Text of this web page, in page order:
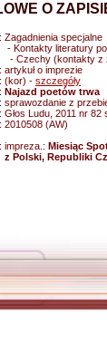
O
Zagadnienia specjalne
- Kontakty literatury
- Czechy (kontakty z
artykuł o imprezie
(kor) - szczegóły
Najazd poetów trwa
sprawozdanie z
Głos Ludu, 2011 nr 82
2010508 (AW)
impreza.: Miesiąc
z Polski, Republiki